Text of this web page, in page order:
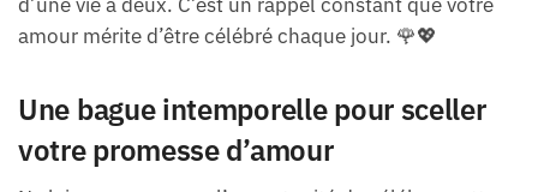
amour mérite d’être célébré chaque jour. 🌹💖
Une bague intemporelle pour sceller
votre promesse d’amour